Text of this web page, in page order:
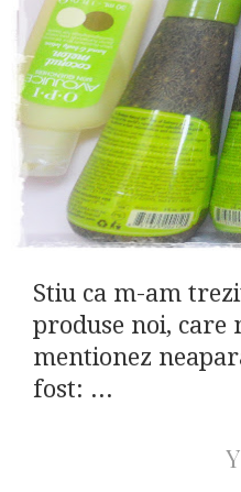
Stiu ca m-am
produse noi, care
mentionez
fost: ...